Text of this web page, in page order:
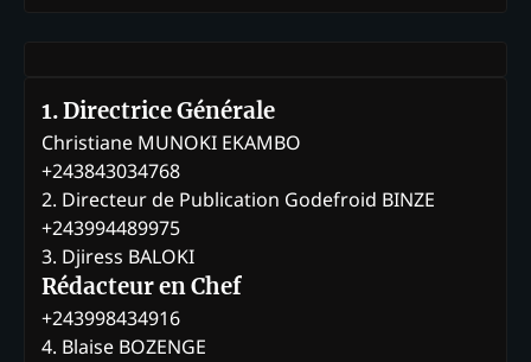
1. Directrice Générale
Christiane MUNOKI EKAMBO
+243843034768
2. Directeur de Publication Godefroid BINZE
+243994489975
3. Djiress BALOKI
Rédacteur en Chef
+243998434916
4. Blaise BOZENGE